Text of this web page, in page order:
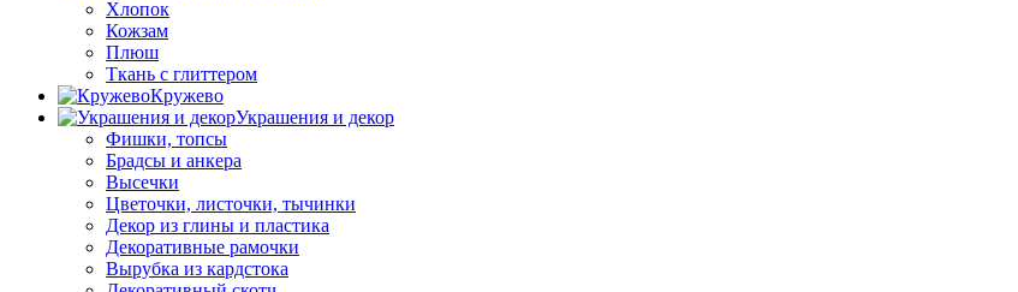
Хлопок
Кожзам
Плюш
Ткань с глиттером
Кружево
Украшения и декор
Фишки, топсы
Брадсы и анкера
Высечки
Цветочки, листочки, тычинки
Декор из глины и пластика
Декоративные рамочки
Вырубка из кардстока